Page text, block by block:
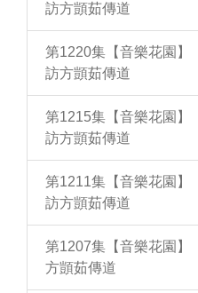
訪方顗茹傳道
第1220集【音樂花園】
訪方顗茹傳道
第1215集【音樂花園】
訪方顗茹傳道
第1211集【音樂花園】
訪方顗茹傳道
第1207集【音樂花園】
方顗茹傳道